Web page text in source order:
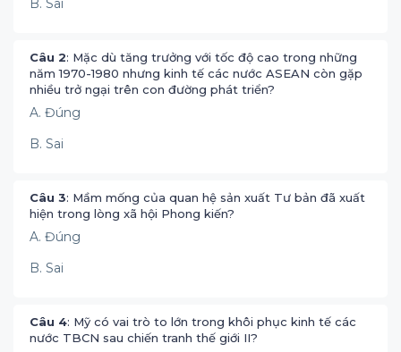
B. Sai
Câu 2: Mặc dù tăng trưởng với tốc độ cao trong những
năm 1970-1980 nhưng kinh tế các nước ASEAN còn gặp
nhiều trở ngại trên con đường phát triển?
A. Đúng
B. Sai
Câu 3: Mầm mống của quan hệ sản xuất Tư bản đã xuất
hiện trong lòng xã hội Phong kiến?
A. Đúng
B. Sai
Câu 4: Mỹ có vai trò to lớn trong khôi phục kinh tế các
nước TBCN sau chiến tranh thế giới II?